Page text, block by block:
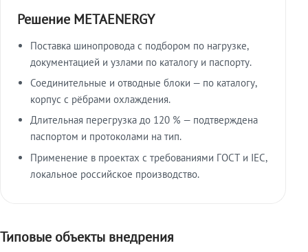
Решение METAENERGY
Поставка шинопровода с подбором по нагрузке,
документацией и узлами по каталогу и паспорту.
Соединительные и отводные блоки — по каталогу,
корпус с рёбрами охлаждения.
Длительная перегрузка до 120 % — подтверждена
паспортом и протоколами на тип.
Применение в проектах с требованиями ГОСТ и IEC,
локальное российское производство.
Типовые объекты внедрения